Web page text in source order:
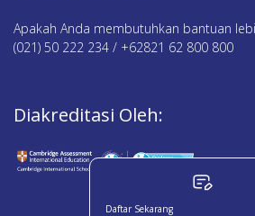
Apakah Anda membutuhkan bantuan
(021) 50 222 234 / +62821 62 800 800
Diakreditasi Oleh:
Daftar Sekarang